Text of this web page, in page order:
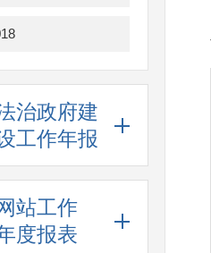
治政府建
工作年报
站工作
度报表